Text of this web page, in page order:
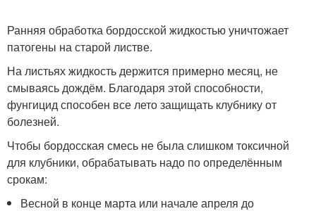
Ранняя обработка бордосской жидкостью уничтожает
патогены на старой листве.
На листьях жидкость держится примерно месяц, не
смываясь дождём. Благодаря этой способности,
фунгицид способен все лето защищать клубнику от
болезней.
Чтобы бордосская смесь не была слишком токсичной
для клубники, обрабатывать надо по определённым
срокам:
Весной в конце марта или начале апреля до